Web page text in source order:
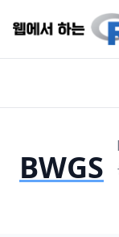
BWGS